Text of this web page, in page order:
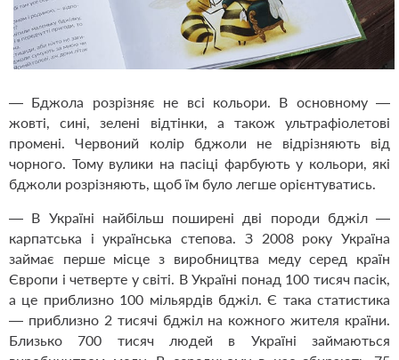
— Бджола розрізняє не всі кольори. В основному —
жовті, сині, зелені відтінки, а також ультрафіолетові
промені. Червоний колір бджоли не відрізняють від
чорного. Тому вулики на пасіці фарбують у кольори, які
бджоли розрізняють, щоб їм було легше орієнтуватись.
— В Україні найбільш поширені дві породи бджіл —
карпатська і українська степова. З 2008 року Україна
займає перше місце з виробництва меду серед країн
Європи і четверте у світі. В Україні понад 100 тисяч пасік,
а це приблизно 100 мільярдів бджіл. Є така статистика
— приблизно 2 тисячі бджіл на кожного жителя країни.
Близько 700 тисяч людей в Україні займаються